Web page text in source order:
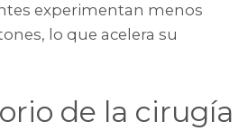
experimentan menos
lo que acelera su
de la cirugía